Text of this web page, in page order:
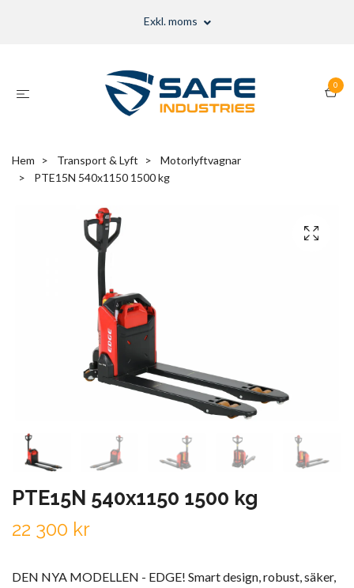
Exkl. moms
0
Hem Transport & Lyft
Motorlyftvagnar
PTE15N 540x1150 1500 kg
PTE15N 540x1150 1500 kg
22 300 kr
DEN NYA MODELLEN - EDGE! Smart design, robust, säker,